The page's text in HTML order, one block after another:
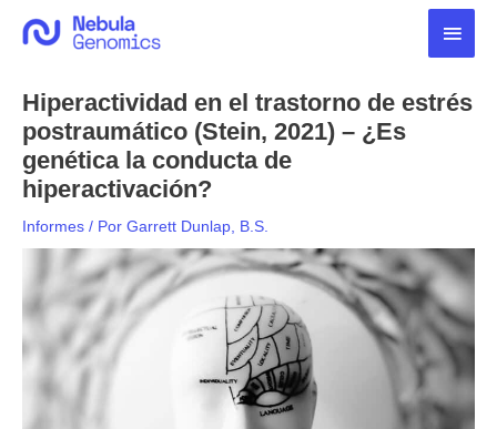
Hiperactividad en el trastorno de estrés
postraumático (Stein, 2021) – ¿Es
genética la conducta de
hiperactivación?
Informes / Por Garrett Dunlap, B.S.